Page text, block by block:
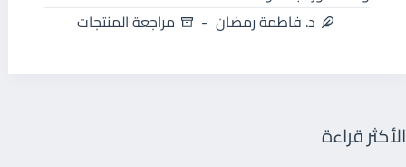
د. فاطمة رمضان
مراجعة المنتجات
الأكثر قراءة